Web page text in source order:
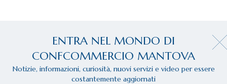
ENTRA NEL MONDO DI
CONFCOMMERCIO MANTOVA
Notizie, informazioni, curiosità, nuovi servizi e video per essere
costantemente aggiornati